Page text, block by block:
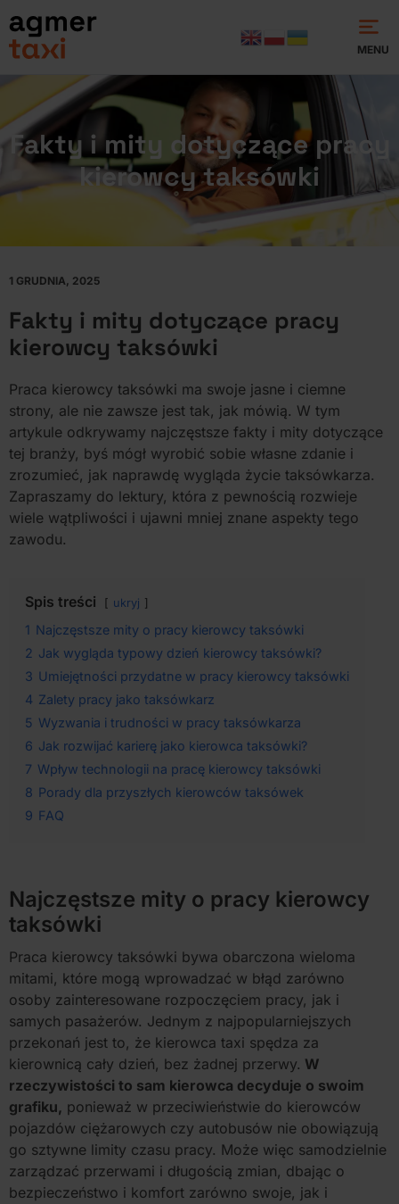
MENU
Fakty i mity dotyczące pracy
kierowcy taksówki
1 GRUDNIA, 2025
Fakty i mity dotyczące pracy
kierowcy taksówki
Praca kierowcy taksówki ma swoje jasne i ciemne
strony, ale nie zawsze jest tak, jak mówią. W tym
artykule odkrywamy najczęstsze fakty i mity dotyczące
tej branży, byś mógł wyrobić sobie własne zdanie i
zrozumieć, jak naprawdę wygląda życie taksówkarza.
Zapraszamy do lektury, która z pewnością rozwieje
wiele wątpliwości i ujawni mniej znane aspekty tego
zawodu.
Spis treści ukryj
1 Najczęstsze mity o pracy kierowcy taksówki
2 Jak wygląda typowy dzień kierowcy taksówki?
3 Umiejętności przydatne w pracy kierowcy taksówki
4 Zalety pracy jako taksówkarz
5 Wyzwania i trudności w pracy taksówkarza
6 Jak rozwijać karierę jako kierowca taksówki?
7 Wpływ technologii na pracę kierowcy taksówki
8 Porady dla przyszłych kierowców taksówek
9 FAQ
Najczęstsze mity o pracy kierowcy
taksówki
Praca kierowcy taksówki bywa obarczona wieloma
mitami, które mogą wprowadzać w błąd zarówno
osoby zainteresowane rozpoczęciem pracy, jak i
samych pasażerów. Jednym z najpopularniejszych
przekonań jest to, że kierowca taxi spędza za
kierownicą cały dzień, bez żadnej przerwy. W
rzeczywistości to sam kierowca decyduje o swoim
grafiku, ponieważ w przeciwieństwie do kierowców
pojazdów ciężarowych czy autobusów nie obowiązują
go sztywne limity czasu pracy. Może więc samodzielnie
zarządzać przerwami i długością zmian, dbając o
bezpieczeństwo i komfort zarówno swoje, jak i